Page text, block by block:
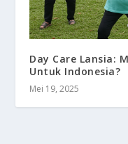
Day Care Lansia:
Untuk Indonesia?
Mei 19, 2025